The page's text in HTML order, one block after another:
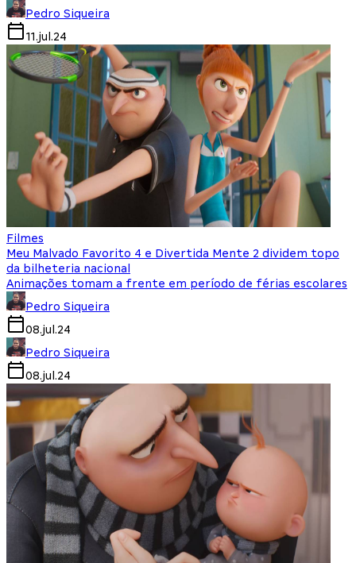
Pedro Siqueira
11.jul.24
Filmes
Meu Malvado Favorito 4 e Divertida Mente 2 dividem topo
da bilheteria nacional
Animações tomam a frente em período de férias escolares
Pedro Siqueira
08.jul.24
Pedro Siqueira
08.jul.24